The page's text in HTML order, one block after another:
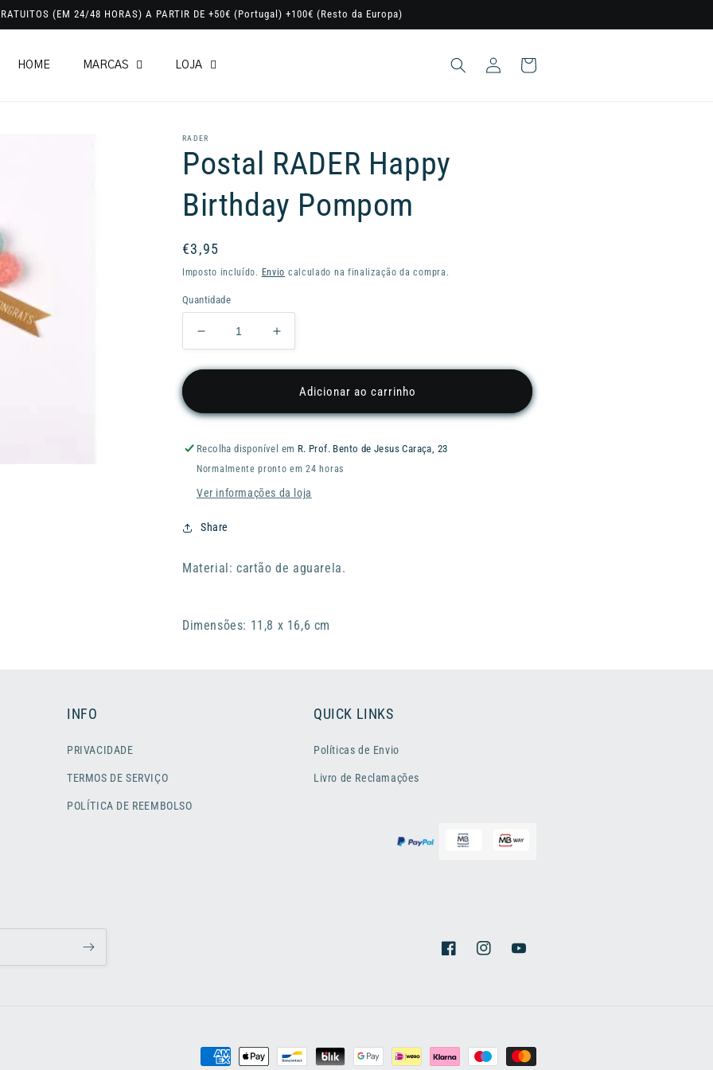
(EM 24/48 HORAS) A PARTIR DE +50€ (Portugal) +100€ (Resto da Europa)
HOME MARCAS LOJA
sessão
Carrinho
RADER
Postal RADER Happy
Birthday Pompom
Preço
normal
€3,95
Imposto incluído. Envio calculado na finalização da compra.
Quantidade
Diminuir
a
quantidade
RADER
Birthday
Pompom
Aumentar
a
quantidade
RADER
Birthday
Pompom
Adicionar ao carrinho
Recolha disponível em R. Prof. Bento de Jesus Caraça, 23
Normalmente pronto em 24 horas
Ver informações da loja
Share
Material: cartão de aguarela.
Dimensões: 11,8 x 16,6 cm
INFO
PRIVACIDADE
TERMOS DE SERVIÇO
POLÍTICA DE REEMBOLSO
QUICK LINKS
Políticas de Envio
Livro de Reclamações
FacebookInstagramYouTube
Métodos